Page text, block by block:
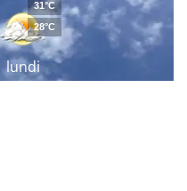
lundi
31°C
28°C